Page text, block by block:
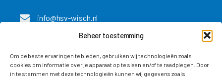
Beheer toestemming
Om de beste ervaringen te bieden, gebruiken wij technologieën zoals
cookies om informatie over je apparaat op te slaan en/of te raadplegen. Door
in te stemmen met deze technologieën kunnen wij gegevens zoals
info@hsv-wisch.nl